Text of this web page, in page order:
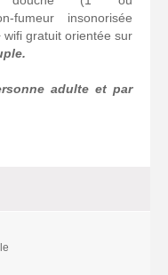
fumeur insonorisée
wifi gratuit orientée sur
adulte et par